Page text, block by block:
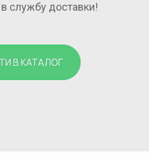
службу доставки!
В КАТАЛОГ